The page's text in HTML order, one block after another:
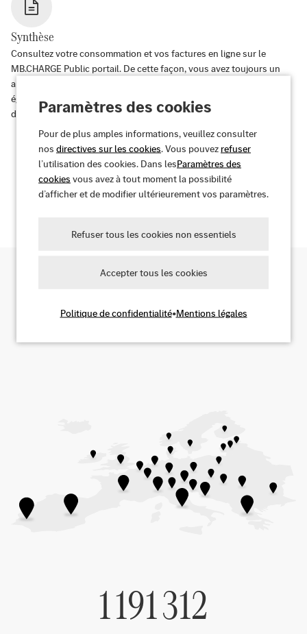
Synthèse
Consultez votre consommation et vos factures en ligne sur le
MB.CHARGE Public portail. De cette façon, vous avez toujours un
aperçu complet de toutes vos opérations de charge. Vous pouvez
également réserver et gérer facilement vos contrats depuis votre
domicile.
Découvrez vos avantages
Rechercher des points de recharge
1 191 312
Paramètres des cookies
Pour de plus amples informations, veuillez consulter
nos directives sur les cookies. Vous pouvez refuser
l’utilisation des cookies. Dans lesParamètres des
cookies vous avez à tout moment la possibilité
d’afficher et de modifier ultérieurement vos paramètres.
Refuser tous les cookies non essentiels
Accepter tous les cookies
Politique de confidentialité•Mentions légales